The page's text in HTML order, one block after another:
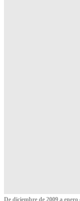
De diciembre de 2009 a enero